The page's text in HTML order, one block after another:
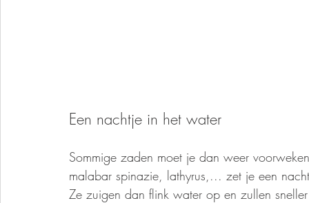
Een nachtje in het water
Sommige zaden moet je dan weer
malabar spinazie, lathyrus,... zet je een
Ze zuigen dan flink water op en zullen